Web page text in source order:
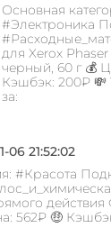
Основная
#Электроника
для Xerox
черный, 60 г 💰
Кэшбэк: 200₽ 💸
за:
06 21:52:02
#Красота
562₽ 🤑